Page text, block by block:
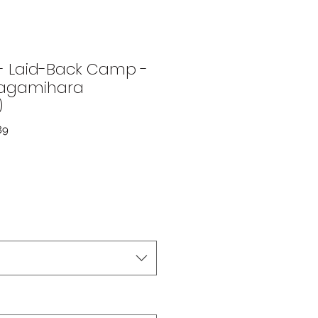
- Laid-Back Camp -